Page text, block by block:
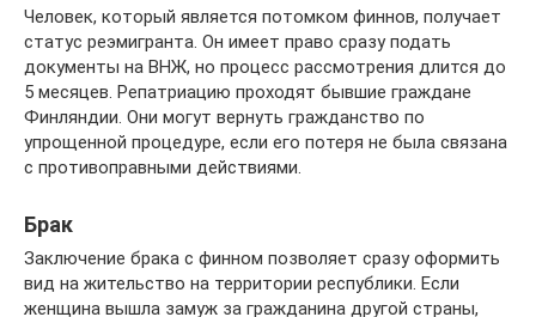
Человек, который является потомком финнов, получает
статус реэмигранта. Он имеет право сразу подать
документы на ВНЖ, но процесс рассмотрения длится до
5 месяцев. Репатриацию проходят бывшие граждане
Финляндии. Они могут вернуть гражданство по
упрощенной процедуре, если его потеря не была связана
с противоправными действиями.
Брак
Заключение брака с финном позволяет сразу оформить
вид на жительство на территории республики. Если
женщина вышла замуж за гражданина другой страны,